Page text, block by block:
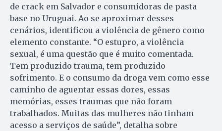
de crack em Salvador e consumidoras de pasta
base no Uruguai. Ao se aproximar desses
cenários, identificou a violência de gênero como
elemento constante. “O estupro, a violência
sexual, é uma questão que é muito comentada.
Tem produzido trauma, tem produzido
sofrimento. E o consumo da droga vem como esse
caminho de aguentar essas dores, essas
memórias, esses traumas que não foram
trabalhados. Muitas das mulheres não tinham
acesso a serviços de saúde”, detalha sobre